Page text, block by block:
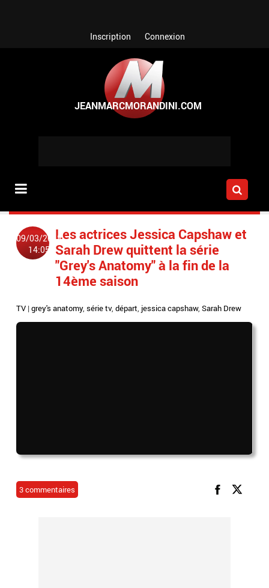
Inscription Connexion
09/03/2018
14:05
Les actrices Jessica Capshaw et
Sarah Drew quittent la série
"Grey's Anatomy" à la fin de la
14ème saison
TV |grey's anatomy,série tv,départ, jessica capshaw,Sarah Drew
3 commentaires